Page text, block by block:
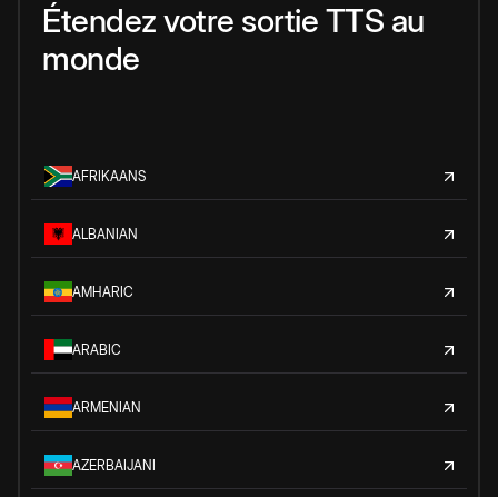
Étendez votre sortie TTS au
monde
AFRIKAANS
ALBANIAN
AMHARIC
ARABIC
ARMENIAN
AZERBAIJANI